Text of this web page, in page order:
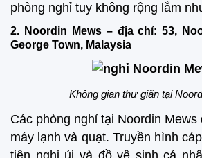
phòng nghỉ tuy không rộng lắm
2. Noordin Mews – địa chỉ: 53,
George Town, Malaysia
Không gian thư giãn tại
Các phòng nghỉ tại Noordin
máy lạnh và quạt. Truyền hình
tiện nghi ủi và đồ vệ sinh cá